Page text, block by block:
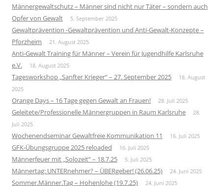
Männergewaltschutz – Männer sind nicht nur Täter – sondern auch
Opfer von Gewalt
5. September 2025
Gewaltprävention -Gewaltprävention und Anti-Gewalt-Konzepte –
Pforzheim
21. August 2025
Anti-Gewalt Training für Männer – Verein für Jugendhilfe Karlsruhe
e.V.
18. August 2025
Tagesworkshop „Sanfter Krieger“ – 27. September 2025
18. August
2025
Orange Days – 16 Tage gegen Gewalt an Frauen! 28. Juli 2025
Geleitete/Professionelle Männergruppen in Raum Karlsruhe
28.
Juli 2025
Wochenendseminar Gewaltfreie Kommunikation 11 16. Juli 2025
GFK-Übungsgruppe 2025 reloaded 16. Juli 2025
Männerfeuer mit „Solozeit“ – 18.7.25 5. Juli 2025
Männertag: UNTERnehmer? – ÜBERgeber! (26.06.25) 24. Juni 2025
Sommer.Männer.Tag – Hohenlohe (19.7.25) 24. Juni 2025